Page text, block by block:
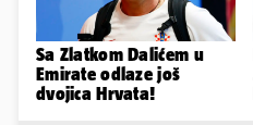
Sa Zlatkom Dalićem u
Emirate odlaze još
dvojica Hrvata!